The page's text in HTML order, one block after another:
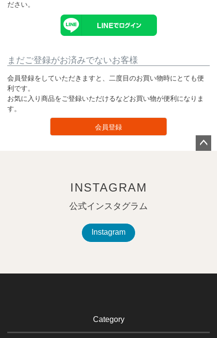
ださい。
まだご登録がお済みでないお客様
会員登録をしていただきますと、二度目のお買い物時にとても便
利です。
お気に入り商品をご登録いただけるなどお買い物が便利になりま
す。
会員登録
INSTAGRAM
公式インスタグラム
Instagram
Category